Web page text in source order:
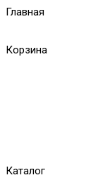
Главная
Корзина
Каталог